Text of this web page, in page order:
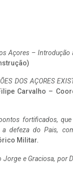
Açores – Introdução
DOS AÇORES
Carvalho –
fortificados,
defeza do Pais,
Militar.
Jorge e Graciosa, por